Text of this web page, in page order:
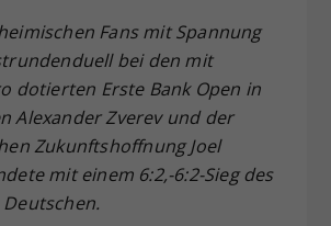
Fans mit Spannung
bei den mit
dotierten Erste Bank Open in
Alexander Zverev und der
Zukunftshoffnung Joel
mit einem 6:2,-6:2-Sieg des
Dieser Wert speichert Ihre Consent-
Einstellungen. Unter anderem eine
Speicherung Ihrer
Einstellungen, falls der
Betreiber dies eingestellt